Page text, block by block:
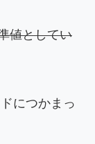
値としてい
につかまっ